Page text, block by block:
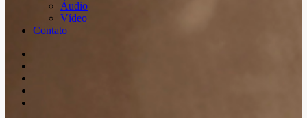
Áudio
Vídeo
Contato